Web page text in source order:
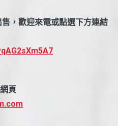
，歡迎來電或點選下方連結
頁